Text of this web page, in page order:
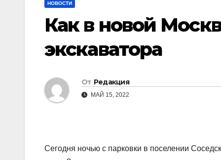
НОВОСТИ
Как в новой
экскаватора
От Редакция
МАЙ 15, 2022
Сегодня ночью с парковки в поселении